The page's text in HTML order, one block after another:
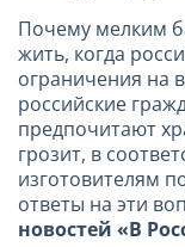
Почему мелким
жить, когда
ограничения на
российские
предпочитают
грозит, в
изготовителям
ответы на эти
новостей «В